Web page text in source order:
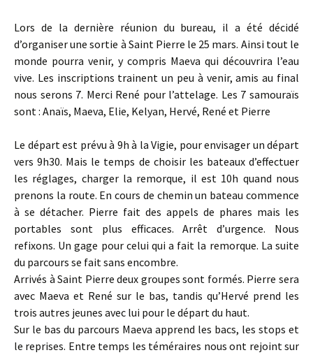
Lors de la dernière réunion du bureau, il a été décidé
d’organiser une sortie à Saint Pierre le 25 mars. Ainsi tout le
monde pourra venir, y compris Maeva qui découvrira l’eau
vive. Les inscriptions trainent un peu à venir, amis au final
nous serons 7. Merci René pour l’attelage. Les 7 samouraïs
sont : Anaïs, Maeva, Elie, Kelyan, Hervé, René et Pierre
Le départ est prévu à 9h à la Vigie, pour envisager un départ
vers 9h30. Mais le temps de choisir les bateaux d’effectuer
les réglages, charger la remorque, il est 10h quand nous
prenons la route. En cours de chemin un bateau commence
à se détacher. Pierre fait des appels de phares mais les
portables sont plus efficaces. Arrêt d’urgence. Nous
refixons. Un gage pour celui qui a fait la remorque. La suite
du parcours se fait sans encombre.
Arrivés à Saint Pierre deux groupes sont formés. Pierre sera
avec Maeva et René sur le bas, tandis qu’Hervé prend les
trois autres jeunes avec lui pour le départ du haut.
Sur le bas du parcours Maeva apprend les bacs, les stops et
le reprises. Entre temps les téméraires nous ont rejoint sur